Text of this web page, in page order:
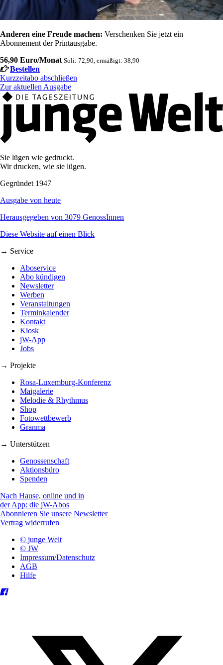
Anderen eine Freude machen: Verschenken Sie jetzt ein
Abonnement der Printausgabe.
56,90 Euro/Monat Soli: 72,90, ermäßigt: 38,90
Bestellen
Kurzzeitabo abschließen
Zur aktuellen Ausgabe
Sie lügen wie gedruckt.
Wir drucken, wie sie lügen.
Gegründet 1947
Ausgabe von heute
Herausgegeben von 3079 GenossInnen
Diese Website auf einen Blick
→ Service
Aboservice
Abo kündigen
Newsletter
Werben
Veranstaltungen
Terminkalender
Kontakt
Kiosk
jW-App
Jobs
→ Projekte
Rosa-Luxemburg-Konferenz
Maigalerie
Melodie & Rhythmus
Shop
Fotowettbewerb
Granma
→ Unterstützen
Genossenschaft
Aktionsbüro
Spenden
Nach Hause, online und in
der App: die jW-Abos
Abonnieren Sie unsere Newsletter
Vertrag widerrufen
© junge Welt
© JW
Impressum/Datenschutz
AGB
Hilfe